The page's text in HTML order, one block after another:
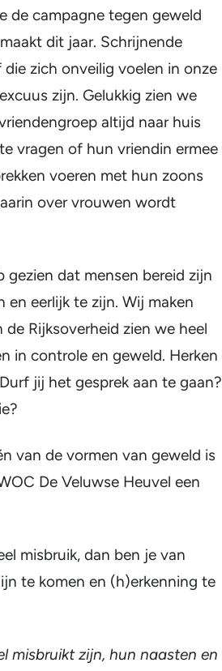
de campagne tegen geweld
dit jaar. Schrijnende
zich onveilig voelen in onze
zijn. Gelukkig zien we
altijd naar huis
vragen of hun vriendin ermee
voeren met hun zoons
over vrouwen wordt
dat mensen bereid zijn
en eerlijk te zijn. Wij maken
de Rijksoverheid zien we heel
in controle en geweld. Herken
jij het gesprek aan te gaan?
van de vormen van geweld is
De Veluwse Heuvel een
misbruik, dan ben je van
te komen en (h)erkenning te
misbruikt zijn, hun naasten en